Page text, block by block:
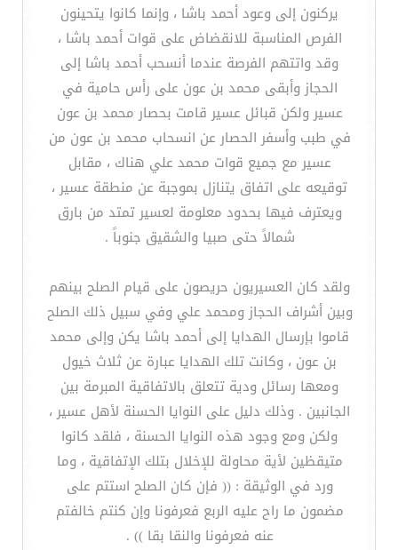
يركنون إلى وعود أحمد باشا ، وإنما كانوا يتحينون
الفرص المناسبة للانقضاض على قوات أحمد باشا ،
وقد واتتهم الفرصة عندما أنسحب أحمد باشا إلى
الحجاز وأبقى محمد بن عون على رأس حامية في
عسير ولكن قبائل عسير قامت بحصار محمد بن عون
في طبب وأسفر الحصار عن انسحاب محمد بن عون من
عسير مع جميع قوات محمد علي هناك ، مقابل
توقيعه على اتفاق يتنازل بموجبة عن منطقة عسير ،
ويعترف فيها بحدود معلومة لعسير تمتد من بارق
شمالاً حتى صبيا والشقيق جنوباً .
ولقد كان العسيريون حريصون على قيام الصلح بينهم
وبين أشراف الحجاز ومحمد علي وفي سبيل ذلك الصلح
قاموا بإرسال الهدايا إلى أحمد باشا يكن وإلى محمد
بن عون ، وكانت تلك الهدايا عبارة عن ثلاث خيول
ومعها رسائل ودية تتعلق بالاتفاقية المبرمة بين
الجانبين . وذلك دليل على النوايا الحسنة لأهل عسير ،
ولكن ومع وجود هذه النوايا الحسنة ، فلقد كانوا
متيقظين لأية محاولة للإخلال بتلك الإتفاقية ، وما
ورد في الوثيقة : (( فإن كان الصلح استتم على
مضمون ما راح عليه الربع فعرفونا وإن كنتم خالفتم
عنه فعرفونا والنقا بقا )) .